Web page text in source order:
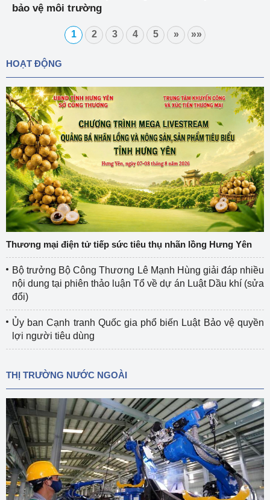
bảo vệ môi trường
1 2 3 4 5 » »»
HOẠT ĐỘNG
Thương mại điện tử tiếp sức tiêu thụ nhãn lồng Hưng Yên
Bộ trưởng Bộ Công Thương Lê Mạnh Hùng giải đáp nhiều
nội dung tại phiên thảo luận Tổ về dự án Luật Dầu khí (sửa
đổi)
Ủy ban Cạnh tranh Quốc gia phổ biến Luật Bảo vệ quyền
lợi người tiêu dùng
THỊ TRƯỜNG NƯỚC NGOÀI